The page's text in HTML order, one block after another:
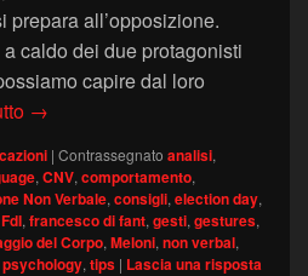
prepara all’opposizione.
caldo dei due protagonisti
capire dal loro
La vittoria della Meloni e la
→
| Contrassegnato analisi,
, CNV, comportamento,
Non Verbale, consigli, election day,
FdI, francesco di fant, gesti, gestures,
del Corpo, Meloni, non verbal,
psychology, tips | Lascia una risposta